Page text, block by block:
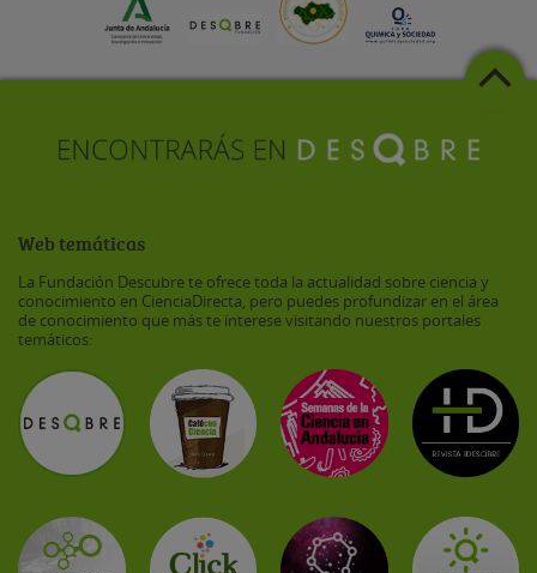
Web temáticas
La Fundación Descubre te ofrece toda la actualidad sobre ciencia y
conocimiento en CienciaDirecta, pero puedes profundizar en el área
de conocimiento que más te interese visitando nuestros portales
temáticos: